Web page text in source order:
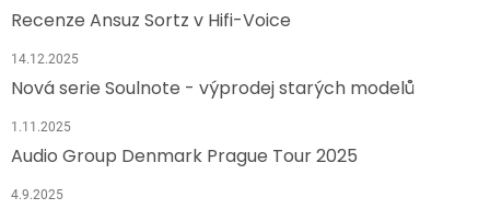
Recenze Ansuz Sortz v Hifi-Voice
14.12.2025
Nová serie Soulnote - výprodej starých modelů
1.11.2025
Audio Group Denmark Prague Tour 2025
4.9.2025